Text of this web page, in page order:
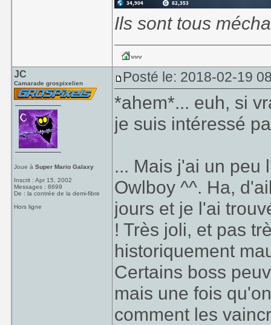
Ils sont tous
JC
Camarade grospixelien
Joue àSuper Mario Galaxy
Inscrit : Apr 15, 2002
Messages : 8699
De : la contrée de la demi-fibre
Hors ligne
Posté le: 2018-02-19
*ahem*... euh, si
je suis intéressé
... Mais j'ai un peu
Owlboy ^^. Ha,
jours et je l'ai
! Très joli, et pas
historiquement
Certains boss
mais une fois
comment les